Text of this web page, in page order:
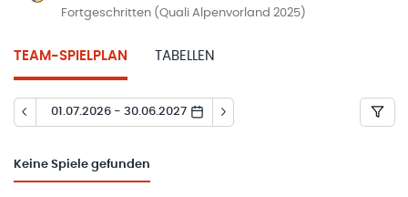
Fortgeschritten (Quali Alpenvorland 2025)
TEAM-SPIELPLAN TABELLEN
01.07.2026 - 30.06.2027
Keine Spiele gefunden